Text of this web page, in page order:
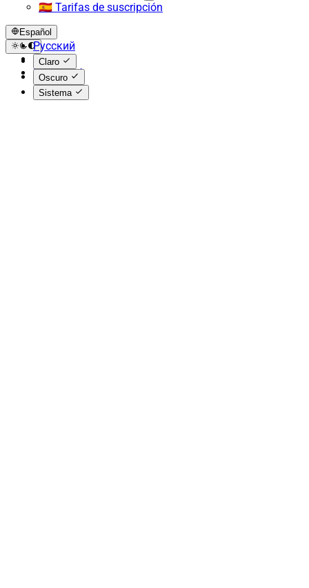
🇪🇸 Tarifas de suscripción
Español
Русский
English
Español
Claro
Oscuro
Sistema